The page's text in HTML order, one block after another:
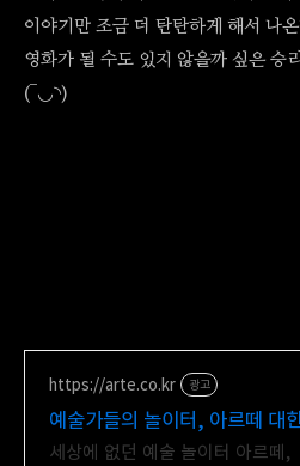
이야기만 조금 더 탄탄하게 해서 나
영화가 될 수도 있지 않을까 싶은 승
(‾◡◝)
https://arte.co.kr 광고
예술가들의 놀이터, 아르떼 대
문화예술 플랫폼
세상에 없던 예술 놀이터 아르떼,